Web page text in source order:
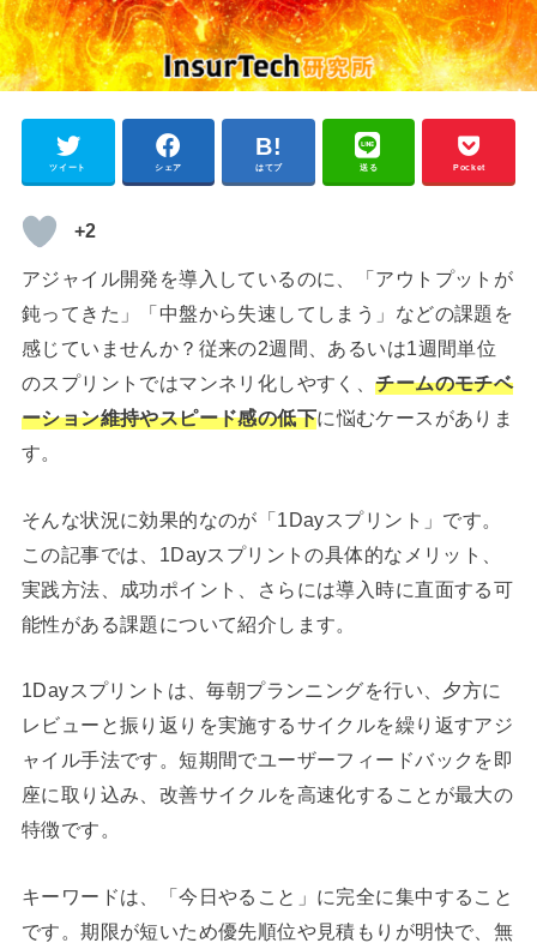
ツイート シェア はてブ 送る Pocket
+2
アジャイル開発を導入しているのに、「アウトプットが
鈍ってきた」「中盤から失速してしまう」などの課題を
感じていませんか？従来の2週間、あるいは1週間単位
のスプリントではマンネリ化しやすく、チームのモチベ
ーション維持やスピード感の低下に悩むケースがありま
す。
そんな状況に効果的なのが「1Dayスプリント」です。
この記事では、1Dayスプリントの具体的なメリット、
実践方法、成功ポイント、さらには導入時に直面する可
能性がある課題について紹介します。
1Dayスプリントは、毎朝プランニングを行い、夕方に
レビューと振り返りを実施するサイクルを繰り返すアジ
ャイル手法です。短期間でユーザーフィードバックを即
座に取り込み、改善サイクルを高速化することが最大の
特徴です。
キーワードは、「今日やること」に完全に集中すること
です。期限が短いため優先順位や見積もりが明快で、無